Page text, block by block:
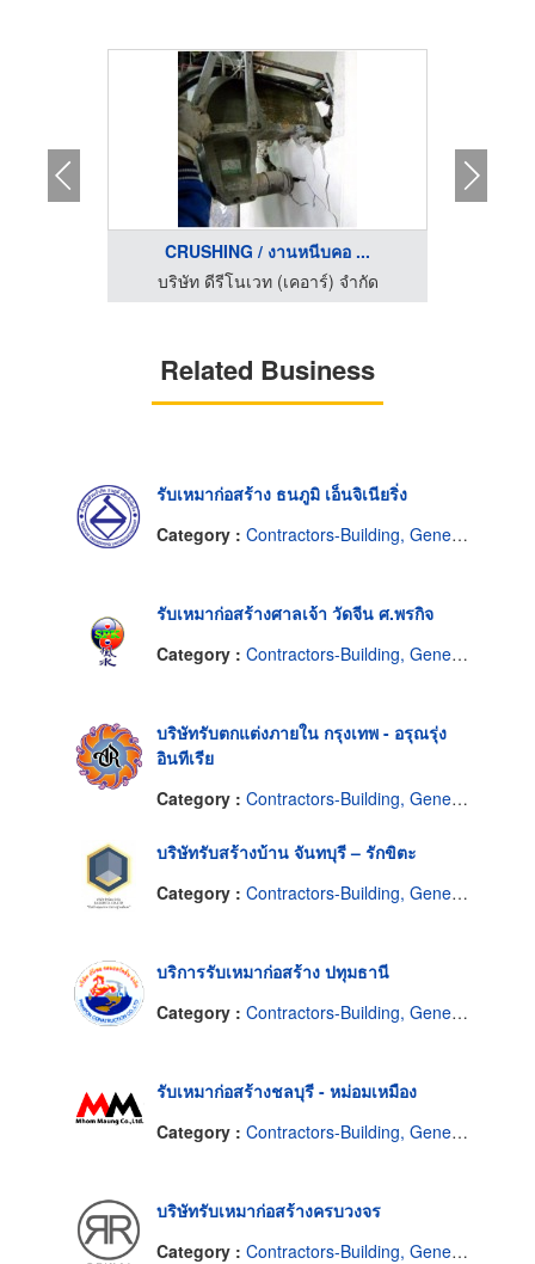
CRUSHING / งานหนีบคอ ...
บริษัท ดีรีโนเวท (เคอาร์) จำกัด
Related Business
รับเหมาก่อสร้าง ธนภูมิ เอ็นจิเนียริ่ง
Category : Contractors-Building, General
รับเหมาก่อสร้างศาลเจ้า วัดจีน ศ.พรกิจ
Category : Contractors-Building, General
บริษัทรับตกแต่งภายใน กรุงเทพ - อรุณรุ่ง
อินทีเรีย
Category : Contractors-Building, General
บริษัทรับสร้างบ้าน จันทบุรี – รักขิตะ
Category : Contractors-Building, General
บริการรับเหมาก่อสร้าง ปทุมธานี
Category : Contractors-Building, General
รับเหมาก่อสร้างชลบุรี - หม่อมเหมือง
Category : Contractors-Building, General
บริษัทรับเหมาก่อสร้างครบวงจร
Category : Contractors-Building, General